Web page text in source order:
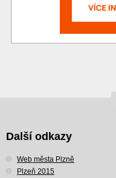
Další odkazy
Web města Plzně
Plzeň 2015